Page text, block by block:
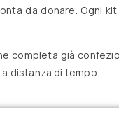
da donare.
completa già
distanza di tempo.